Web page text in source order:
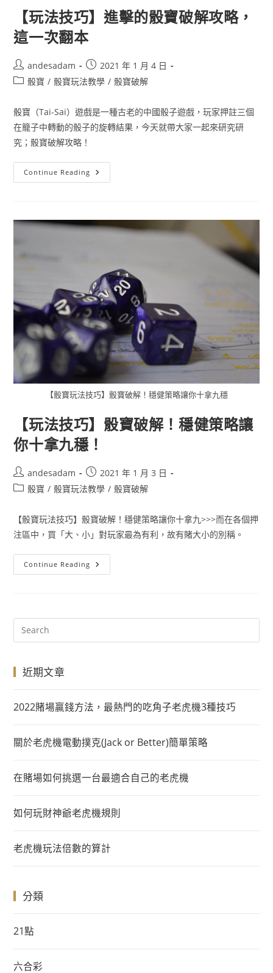
【玩法技巧】進擊的骰寶破解攻略，
這一次翻本
andesadam
2021 年 1 月 4 日
骰寶 / 骰寶玩法教學 / 骰寶破解
骰寶（Tai-Sai）遊戲是一種古老的中國骰子遊戲，玩家押註三個
在籠子中轉動的骰子的旋轉結果，今天就帶大家一起來研究研
究；骰寶破解攻略！
Continue Reading
【骰寶玩法技巧】骰寶破解！穩健策略讓你十拿九穩
【玩法技巧】骰寶破解！穩健策略讓
你十拿九穩！
andesadam
2021 年 1 月 3 日
骰寶 / 骰寶玩法教學 / 骰寶破解
【骰寶玩法技巧】骰寶破解！穩健策略讓你十拿九>>>而在各個押
注區中，買「大、小」對玩家最為有利，故有賭大小的別稱。
Continue Reading
近期文章
2022賭場贏錢方法，最熱門的吃角子老虎機3種技巧
關於老虎機電動撲克(Jack or Better)簡單策略
在賭場如何挑選一台最適合自己的老虎機
如何玩財神爺老虎機規則
老虎機玩法倍數的算計
分類
21點
六合彩